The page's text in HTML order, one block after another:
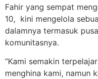
Fahir yang sempat
10, kini mengelola
dalamnya termasuk
komunitasnya.
“Kami semakin
menghina kami, namun